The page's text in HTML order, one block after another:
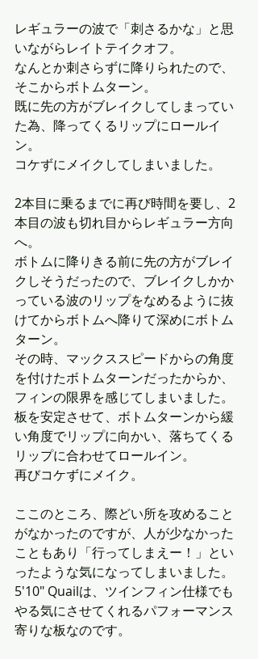
レギュラーの波で「刺さるかな」と思
いながらレイトテイクオフ。
なんとか刺さらずに降りられたので、
そこからボトムターン。
既に先の方がブレイクしてしまってい
た為、降ってくるリップにロールイ
ン。
コケずにメイクしてしまいました。
2本目に乗るまでに再び時間を要し、2
本目の波も切れ目からレギュラー方向
へ。
ボトムに降りきる前に先の方がブレイ
クしそうだったので、ブレイクしかか
っている波のリップをなめるように抜
けてからボトムへ降りて深めにボトム
ターン。
その時、マックススピードからの角度
を付けたボトムターンだったからか、
フィンの限界を感じてしまいました。
板を安定させて、ボトムターンから緩
い角度でリップに向かい、落ちてくる
リップに合わせてロールイン。
再びコケずにメイク。
ここのところ、際どい所を攻めること
がなかったのですが、人が少なかった
こともあり「行ってしまえー！」とい
ったような気になってしまいました。
5'10" Quailは、ツインフィン仕様でも
やる気にさせてくれるパフォーマンス
寄りな板なのです。